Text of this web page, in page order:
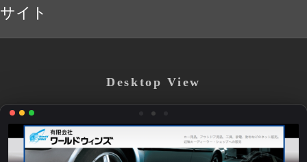
サイト
Desktop View